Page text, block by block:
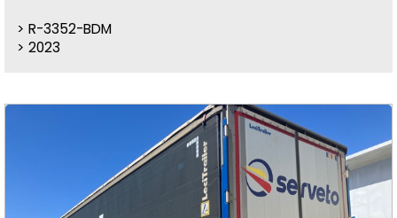
R-3352-BDM
2023